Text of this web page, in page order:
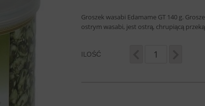
Groszek wasabi Edamame GT 140 g.
ostrym wasabi, jest ostrą, chrupiącą
ILOŚĆ